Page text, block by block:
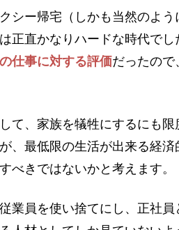
シー帰宅（しかも当然のよ
正直かなりハードな時代でし
仕事に対する評価だったので
て、家族を犠牲にするにも
、最低限の生活が出来る経済
べきではないかと考えます。
業員を使い捨てにし、正社員